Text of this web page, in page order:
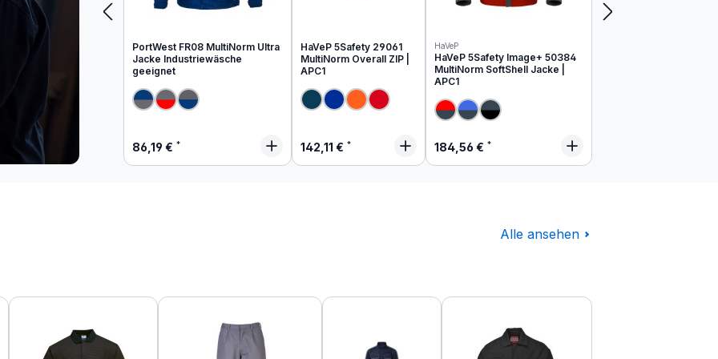
PortWest FR08 MultiNorm Ultra
Jacke Industriewäsche
geeignet
Regulärer Preis:
86,19 €
HaVeP 5Safety 29061
MultiNorm Overall ZIP |
APC1
Regulärer Preis:
142,11 €
HaVeP
HaVeP 5Safety Image+ 50384
MultiNorm SoftShell Jacke |
APC1
Regulärer Preis:
184,56 €
Alle ansehen